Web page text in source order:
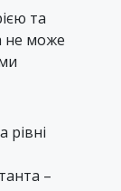
та
не може
рівні
–